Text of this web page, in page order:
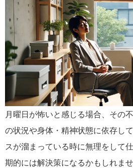
月曜日が怖いと感じる場合、その
の状況や身体・精神状態に依存し
スが溜まっている時に無理をして
期的には解決策になるかもしれま